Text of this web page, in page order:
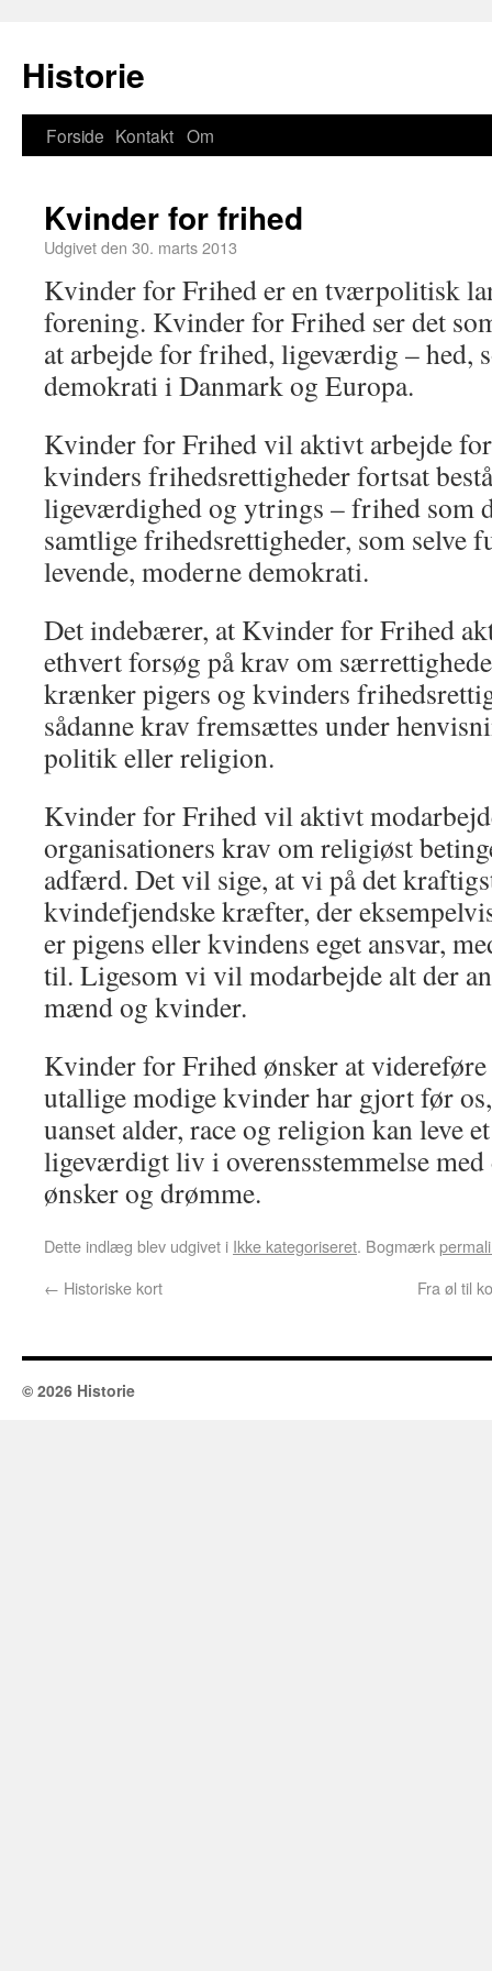
Historie
Forside Kontakt Om
Kvinder for frihed
Udgivet den 30. marts 2013
Kvinder for Frihed er en tværpolitisk
forening. Kvinder for Frihed ser det
at arbejde for frihed, ligeværdig – hed,
demokrati i Danmark og Europa.
Kvinder for Frihed vil aktivt arbejde
kvinders frihedsrettigheder fortsat
ligeværdighed og ytrings – frihed som
samtlige frihedsrettigheder, som selve
levende, moderne demokrati.
Det indebærer, at Kvinder for Frihed
ethvert forsøg på krav om
krænker pigers og kvinders
sådanne krav fremsættes under
politik eller religion.
Kvinder for Frihed vil aktivt
organisationers krav om religiøst
adfærd. Det vil sige, at vi på det
kvindefjendske kræfter, der
er pigens eller kvindens eget ansvar,
til. Ligesom vi vil modarbejde alt der
mænd og kvinder.
Kvinder for Frihed ønsker at videreføre
utallige modige kvinder har gjort før
uanset alder, race og religion kan leve
ligeværdigt liv i overensstemmelse med
ønsker og drømme.
Dette indlæg blev udgivet i Ikke kategoriseret. Bogmærk
← Historiske kort Fra øl til
© 2026 Historie